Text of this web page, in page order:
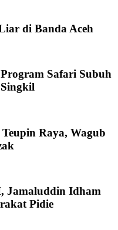
di Banda Aceh
Safari Subuh
Raya, Wagub
Jamaluddin Idham
Pidie